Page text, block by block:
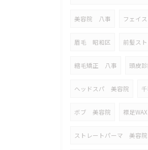
美容院 八事 フェイ
眉毛 昭和区 前髪ス
縮毛矯正 八事 頭皮
ヘッドスパ 美容院
ボブ 美容院 襟足WAX
ストレートパーマ 美容院